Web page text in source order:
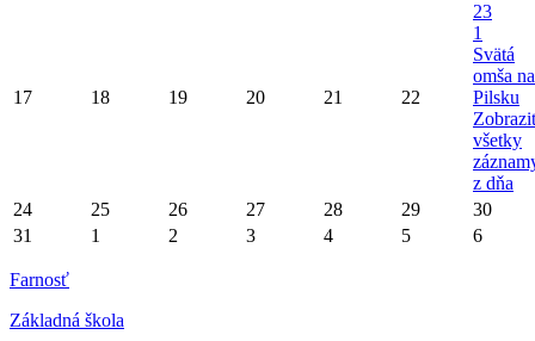
17 18 19 20 21 22
23
1
Svätá
omša na
Pilsku
všetky
z dňa
24
25 26 27 28 29
30
31
1 2 3 4 5 6
Farnosť
Základná škola